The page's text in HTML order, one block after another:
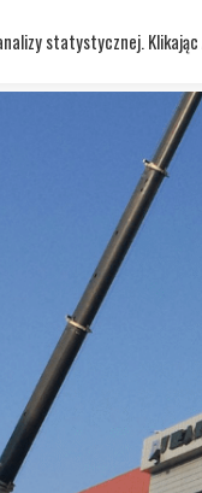
współpracy O
statystycznej. Klikając